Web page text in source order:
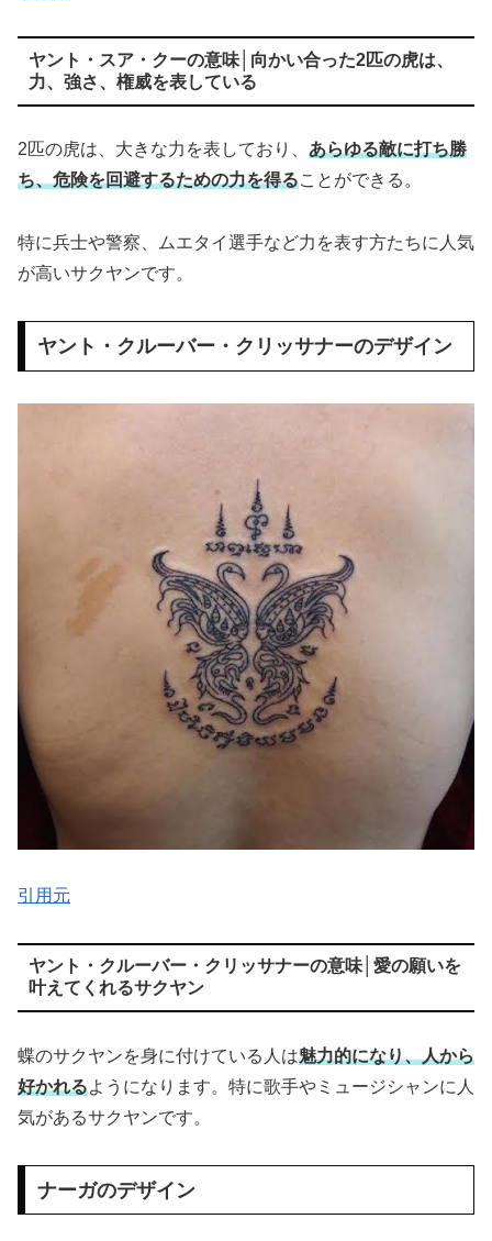
ヤント・スア・クーの意味│向かい合った2匹の虎は、
力、強さ、権威を表している
2匹の虎は、大きな力を表しており、 あらゆる敵に打ち勝
ち、危険を回避するための力を得ることができる。
特に兵士や警察、ムエタイ選手など力を表す方たちに人気
が高いサクヤンです。
ヤント・クルーバー・クリッサナーのデザイン
引用元
ヤント・クルーバー・クリッサナーの意味│愛の願いを
叶えてくれるサクヤン
蝶のサクヤンを身に付けている人は魅力的になり、人から
好かれるようになります。特に歌手やミュージシャンに人
気があるサクヤンです。
ナーガのデザイン